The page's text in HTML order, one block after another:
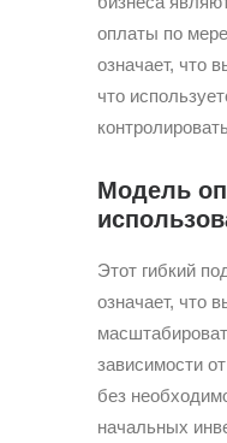
оплаты по
означает, что
что
Модель
Этот гибкий
означает, что
зависимости
без
начальных